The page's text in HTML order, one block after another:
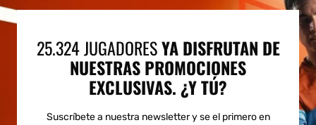
25.324 JUGADORESYA DISFRUTAN DE
NUESTRAS PROMOCIONES
EXCLUSIVAS. ¿Y TÚ?
Suscríbete a nuestra newsletter y se el primero en